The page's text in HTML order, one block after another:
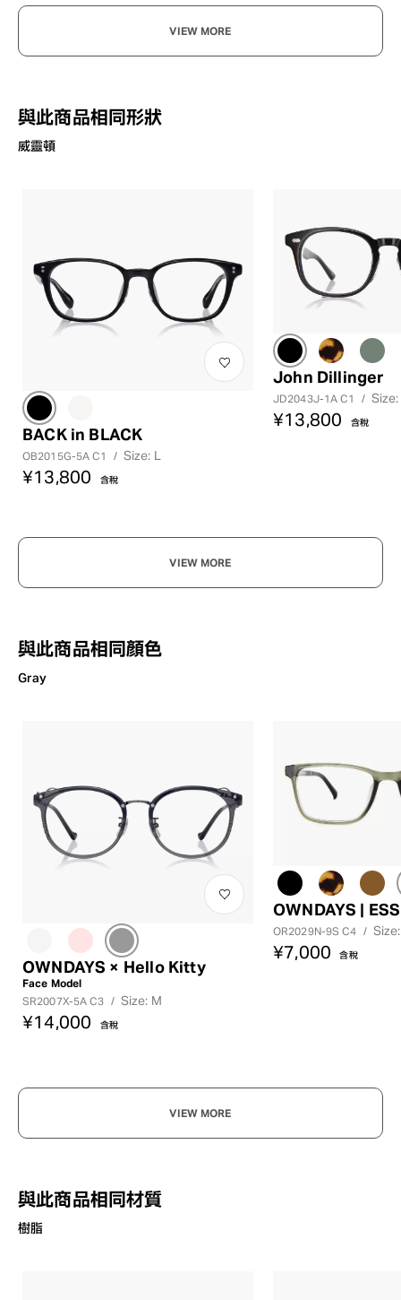
VIEW MORE
與此商品相同形狀
威靈頓
BACK in BLACK
OB2015G-5A C1 / Size: L
¥13,800 含稅
John Dillinger
JD2043J-1A C1 / Size:
¥13,800 含稅
VIEW MORE
與此商品相同顏色
Gray
OWNDAYS × Hello Kitty
Face Model
SR2007X-5A C3
/ Size: M
¥14,000 含稅
OWNDAYS |
OR2029N-9S C4 /
¥7,000 含稅
VIEW MORE
與此商品相同材質
樹脂